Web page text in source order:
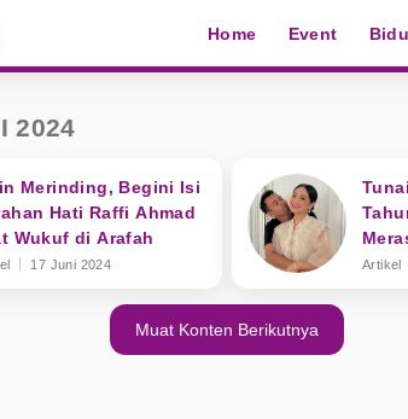
Home Event
2024
Merinding, Begini Isi
Hati Raffi Ahmad
Wukuf di Arafah
17 Juni 2024 Artikel
Muat Konten Berikutnya